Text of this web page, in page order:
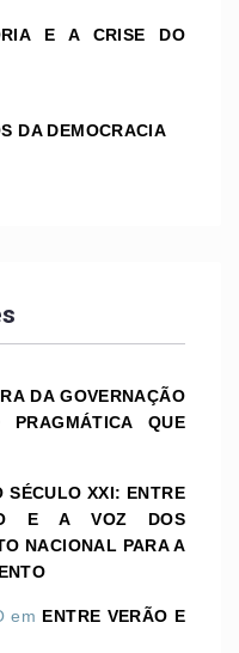
E A CRISE DO
DA DEMOCRACIA
DA GOVERNAÇÃO
PRAGMÁTICA QUE
SÉCULO XXI: ENTRE
E A VOZ DOS
NACIONAL PARA A
em ENTRE VERÃO E